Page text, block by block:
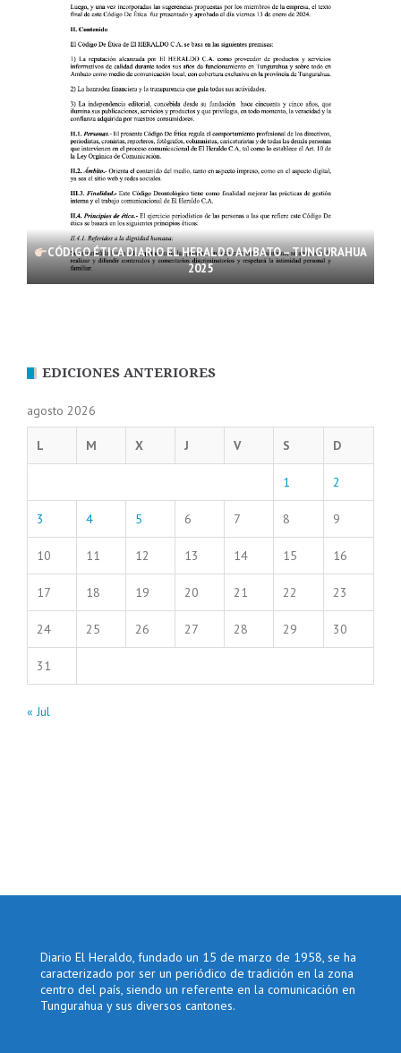
CÓDIGO ÉTICA DIARIO EL HERALDO AMBATO – TUNGURAHUA
2025
EDICIONES ANTERIORES
agosto 2026
L M X J V S D
1 2
3 4 5 6 7 8 9
10 11 12 13 14 15 16
17 18 19 20 21 22 23
24 25 26 27 28 29 30
31
« Jul
Diario El Heraldo, fundado un 15 de marzo de 1958, se ha
caracterizado por ser un periódico de tradición en la zona
centro del país, siendo un referente en la comunicación en
Tungurahua y sus diversos cantones.